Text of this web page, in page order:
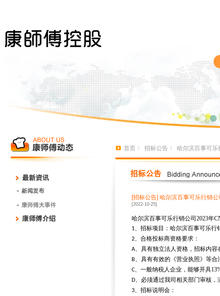
首页 〉 招标公告 〉 哈尔滨百事可
[招标公告] 哈尔滨百事可乐行销
[2022-10-25]
哈尔滨百事可乐行销公司 2023年
1、招标项目：哈尔滨百事可乐行
2、合格投标商资格要求：
A、具有独立法人资格，招标内
B、具有有效的《营业执照》等
C、一般纳税人企业，能够开具
D、必须通过我司相关部门审核
3、招标说明会：